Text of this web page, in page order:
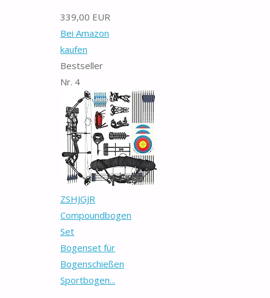
339,00 EUR
Bei Amazon
kaufen
Bestseller
Nr. 4
ZSHJGJR
Compoundbogen
Set
Bogenset für
Bogenschießen
Sportbogen...